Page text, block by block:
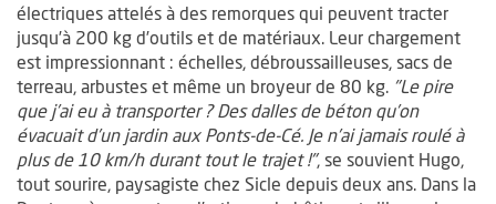
électriques attelés à des remorques qui peuvent tracter
jusqu’à 200 kg d’outils et de matériaux. Leur chargement
est impressionnant : échelles, débroussailleuses, sacs de
terreau, arbustes et même un broyeur de 80 kg. "Le pire
que j’ai eu à transporter ? Des dalles de béton qu’on
évacuait d’un jardin aux Ponts-de-Cé. Je n’ai jamais roulé à
plus de 10 km/h durant tout le trajet !", se souvient Hugo,
tout sourire, paysagiste chez Sicle depuis deux ans. Dans la